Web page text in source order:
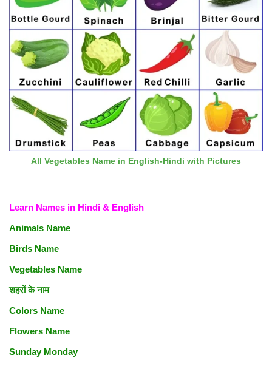
All Vegetables Name in English-Hindi with Pictures
Learn Names in Hindi & English
Animals Name
Birds Name
Vegetables Name
शहरों के नाम
Colors Name
Flowers Name
Sunday Monday